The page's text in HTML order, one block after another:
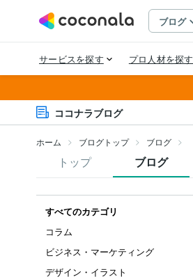
ココナラブログ
ホーム ブログトップ ブログ
トップ ブログ
すべてのカテゴリ
コラム
ビジネス・マーケティング
デザイン・イラスト